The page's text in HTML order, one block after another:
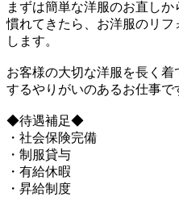
まずは簡単な洋服のお直しか
慣れてきたら、お洋服のリ
します。
お客様の大切な洋服を長く
するやりがいのあるお仕事で
◆待遇補足◆
・社会保険完備
・制服貸与
・有給休暇
・昇給制度